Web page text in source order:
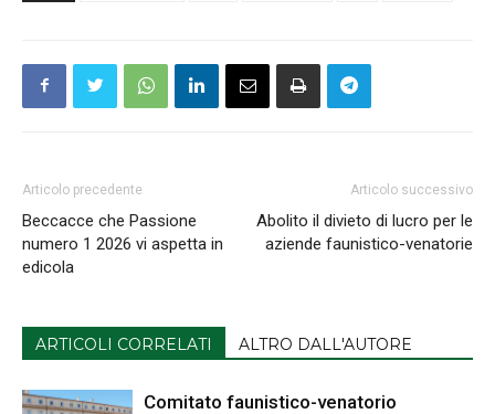
Articolo precedente
Beccacce che Passione
numero 1 2026 vi aspetta in
edicola
Articolo successivo
Abolito il divieto di lucro per le
aziende faunistico-venatorie
ARTICOLI CORRELATI ALTRO DALL'AUTORE
Comitato faunistico-venatorio